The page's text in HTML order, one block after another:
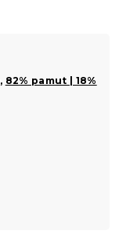
, 82% pamut | 18%